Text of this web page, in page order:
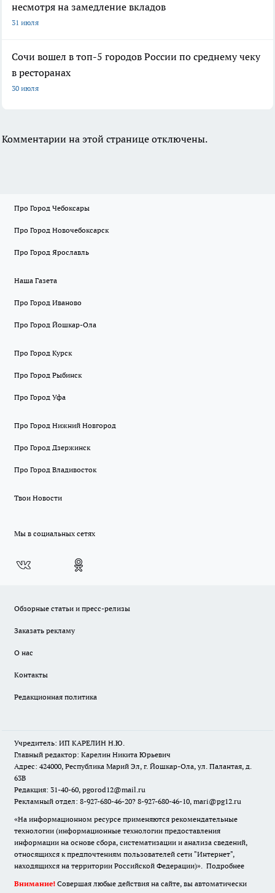
несмотря на замедление вкладов
31 июля
Сочи вошел в топ-5 городов России по среднему чеку
в ресторанах
30 июля
Комментарии на этой странице отключены.
Про Город Чебоксары
Про Город Новочебоксарск
Про Город Ярославль
Наша Газета
Про Город Иваново
Про Город Йошкар-Ола
Про Город Курск
Про Город Рыбинск
Про Город Уфа
Про Город Нижний Новгород
Про Город Дзержинск
Про Город Владивосток
Твои Новости
Мы в социальных сетях
Обзорные статьи и пресс-релизы
Заказать рекламу
О нас
Контакты
Редакционная политика
Учредитель: ИП КАРЕЛИН Н.Ю.
Главный редактор: Карелин Никита Юрьевич
Адрес: 424000, Республика Марий Эл, г. Йошкар-Ола, ул. Палантая, д.
63В
Редакция: 31-40-60, pgorod12@mail.ru
Рекламный отдел: 8-927-680-46-20? 8-927-680-46-10, mari@pg12.ru
«На информационном ресурсе применяются рекомендательные
технологии (информационные технологии предоставления
информации на основе сбора, систематизации и анализа сведений,
относящихся к предпочтениям пользователей сети "Интернет",
находящихся на территории Российской Федерации)». Подробнее
Внимание! Совершая любые действия на сайте, вы автоматически